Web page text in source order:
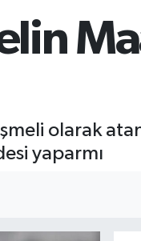
olarak
yaparmı